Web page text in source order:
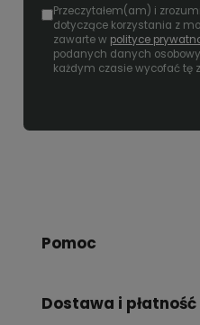
Przeczytałem(am) i
dotyczące korzystania z
zawarte w polityce
podanych danych
każdym czasie wycofać tę
Pomoc
Dostawa i płatność